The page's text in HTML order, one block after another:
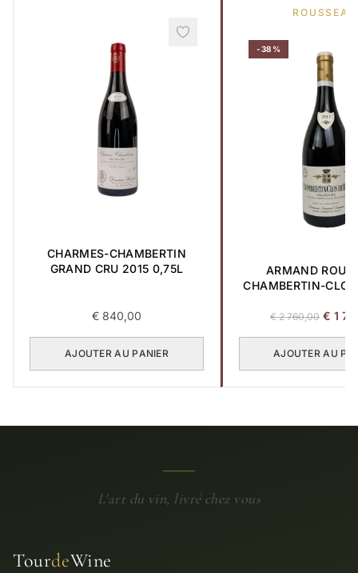
CHARMES-CHAMBERTIN
GRAND CRU 2015 0,75L
€ 840,00
AJOUTER AU PANIER
ROUSSEAU
-38%
ARMAND
CHAMBERTIN-CLOS
€2 760,00 Le
initial
€ 1
AJOUTER AU
L'art du vin, livré chez vous
TourdeWine